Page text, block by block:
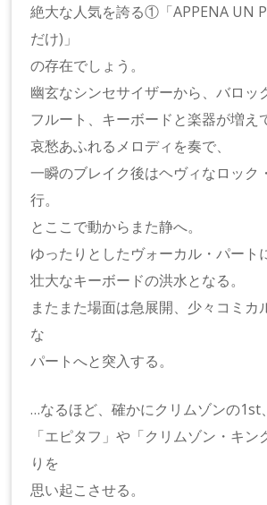
絶大な人気を誇る①「APPENA UN
だけ)」
の存在でしょう。
幽玄なシンセサイザーから、バロッ
フルート、キーボードと楽器が増え
哀愁あふれるメロディを奏で、
一瞬のブレイク後はヘヴィなロック
行。
とここで動からまた静へ。
ゆったりとしたヴォーカル・パート
壮大なキーボードの洪水となる。
またまた場面は急展開、少々コミカ
な
パートへと突入する。
…なるほど、確かにクリムゾンの1st、
「エピタフ」や「クリムゾン・キン
りを
思い起こさせる。